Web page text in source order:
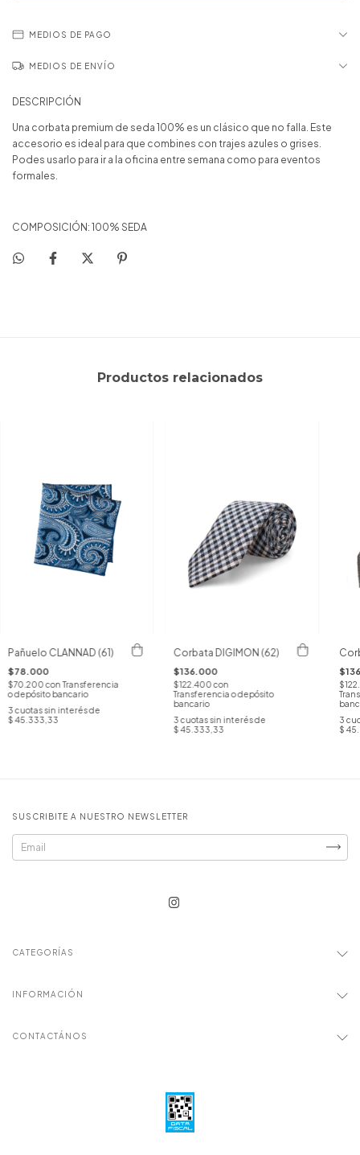
MEDIOS DE PAGO
MEDIOS DE ENVÍO
DESCRIPCIÓN
Una corbata premium de seda 100% es un clásico que no falla. Este
accesorio es ideal para que combines con trajes azules o grises.
Podes usarlo para ir a la oficina entre semana como para eventos
formales.
COMPOSICIÓN: 100% SEDA
Productos relacionados
Pañuelo CLANNAD (61)
$78.000
$70.200con Transferencia
o depósito bancario
3cuotas sin interés de
$ 45.333,33
Corbata DIGIMON (62)
$136.000
$122.400con
Transferencia o depósito
bancario
3cuotas sin interés de
$ 45.333,33
3
$
SUSCRIBITE A NUESTRO NEWSLETTER
CATEGORÍAS
INFORMACIÓN
CONTACTÁNOS